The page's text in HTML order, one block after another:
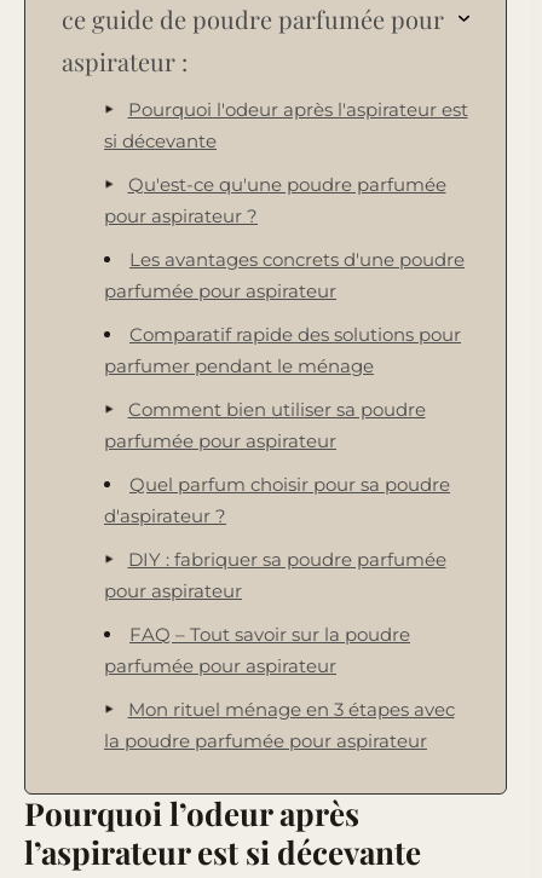
ce guide de poudre parfumée pour
aspirateur :
Pourquoi l'odeur après l'aspirateur est
si décevante
Qu'est-ce qu'une poudre parfumée
pour aspirateur ?
Les avantages concrets d'une poudre
parfumée pour aspirateur
Comparatif rapide des solutions pour
parfumer pendant le ménage
Comment bien utiliser sa poudre
parfumée pour aspirateur
Quel parfum choisir pour sa poudre
d'aspirateur ?
DIY : fabriquer sa poudre parfumée
pour aspirateur
FAQ – Tout savoir sur la poudre
parfumée pour aspirateur
Mon rituel ménage en 3 étapes avec
la poudre parfumée pour aspirateur
Pourquoi l’odeur après
l’aspirateur est si décevante